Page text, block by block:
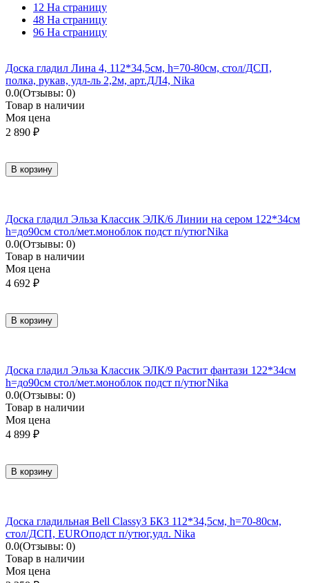
12 На страницу
48 На страницу
96 На страницу
Доска гладил Лина 4, 112*34,5см, h=70-80см, стол/ДСП,
полка, рукав, удл-ль 2,2м, арт.ДЛ4, Nika
0.0(Отзывы: 0)
Товар в наличии
Моя цена
2 890 ₽
В корзину
Доска гладил Эльза Классик ЭЛК/6 Линии на сером 122*34см
h=до90см стол/мет.моноблок подст п/утюгNika
0.0(Отзывы: 0)
Товар в наличии
Моя цена
4 692 ₽
В корзину
Доска гладил Эльза Классик ЭЛК/9 Растит фантази 122*34см
h=до90см стол/мет.моноблок подст п/утюгNika
0.0(Отзывы: 0)
Товар в наличии
Моя цена
4 899 ₽
В корзину
Доска гладильная Bell Classy3 БК3 112*34,5см, h=70-80см,
стол/ДСП, EUROподст п/утюг,удл. Nika
0.0(Отзывы: 0)
Товар в наличии
Моя цена